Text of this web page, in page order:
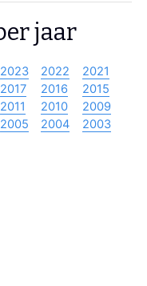
jaar
2023 2022
2021
2017 2016
2015
2011 2010
2009
2005 2004
2003